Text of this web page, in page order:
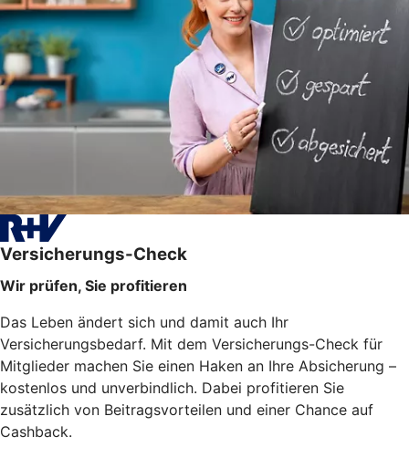
Versicherungs-Check
Wir prüfen, Sie profitieren
Das Leben ändert sich und damit auch Ihr
Versicherungsbedarf. Mit dem Versicherungs-Check für
Mitglieder machen Sie einen Haken an Ihre Absicherung –
kostenlos und unverbindlich. Dabei profitieren Sie
zusätzlich von Beitragsvorteilen und einer Chance auf
Cashback.